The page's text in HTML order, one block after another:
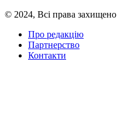
© 2024, Всі права захищено
Про редакцію
Партнерство
Контакти